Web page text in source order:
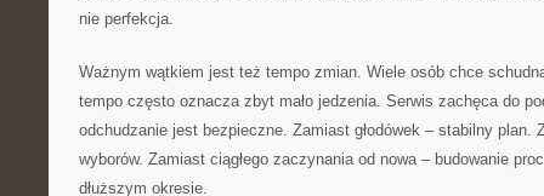
nie perfekcja.
Ważnym wątkiem jest też tempo zmian. Wiele osób chce
tempo często oznacza zbyt mało jedzenia. Serwis zachęca do
odchudzanie jest bezpieczne. Zamiast głodówek – stabilny plan.
wyborów. Zamiast ciągłego zaczynania od nowa – budowanie
dłuższym okresie.